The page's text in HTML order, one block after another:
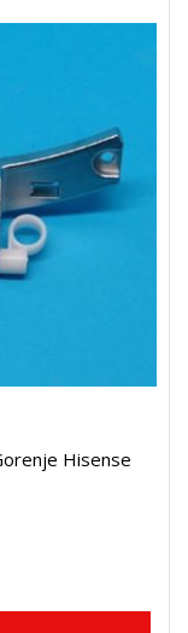
Hisense